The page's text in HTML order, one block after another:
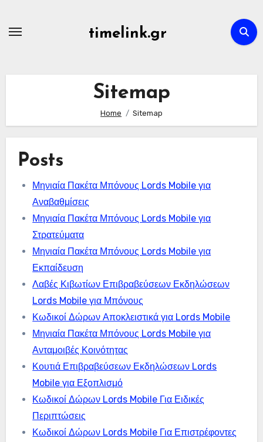
timelink.gr
Sitemap
Home Sitemap
Posts
Μηνιαία Πακέτα Μπόνους Lords Mobile για
Αναβαθμίσεις
Μηνιαία Πακέτα Μπόνους Lords Mobile για
Στρατεύματα
Μηνιαία Πακέτα Μπόνους Lords Mobile για
Εκπαίδευση
Λαβές Κιβωτίων Επιβραβεύσεων Εκδηλώσεων
Lords Mobile για Μπόνους
Κωδικοί Δώρων Αποκλειστικά για Lords Mobile
Μηνιαία Πακέτα Μπόνους Lords Mobile για
Ανταμοιβές Κοινότητας
Κουτιά Επιβραβεύσεων Εκδηλώσεων Lords
Mobile για Εξοπλισμό
Κωδικοί Δώρων Lords Mobile Για Ειδικές
Περιπτώσεις
Κωδικοί Δώρων Lords Mobile Για Επιστρέφοντες